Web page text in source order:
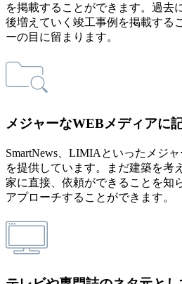
を掲載することができます。過去
後増えていく竣工事例を掲載する
ーの目に留まります。
メジャーなWEBメディアに
SmartNews、LIMIAといったメジ
を提供しています。まだ建築を考
家に直接、依頼ができることを知
アプローチすることができます。